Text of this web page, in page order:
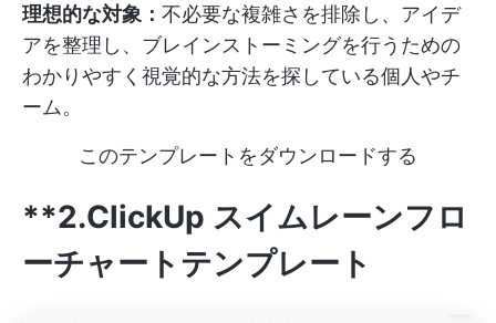
理想的な対象： 不必要な複雑さを排除し、アイデ
アを整理し、ブレインストーミングを行うための
わかりやすく視覚的な方法を探している個人やチ
ーム。
このテンプレートをダウンロードする
**2.ClickUp スイムレーンフロ
ーチャートテンプレート